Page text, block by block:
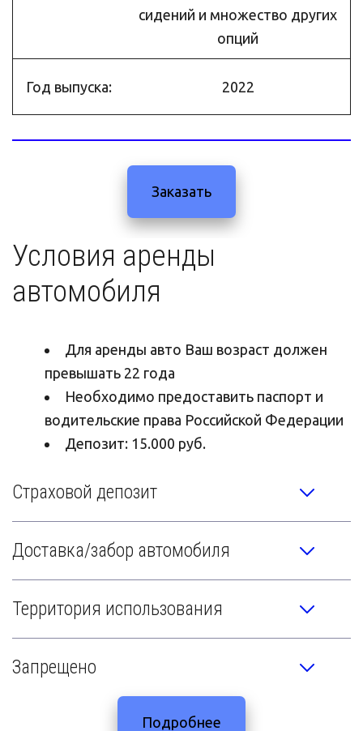
сидений и множество других
опций
Год выпуска: 2022
Заказать
Условия аренды
автомобиля
Для аренды авто Ваш возраст должен
превышать 22 года
Необходимо предоставить паспорт и
водительские права Российской Федерации
Депозит: 15.000 руб.
Страховой депозит
Доставка/забор автомобиля
Территория использования
Запрещено
Подробнее